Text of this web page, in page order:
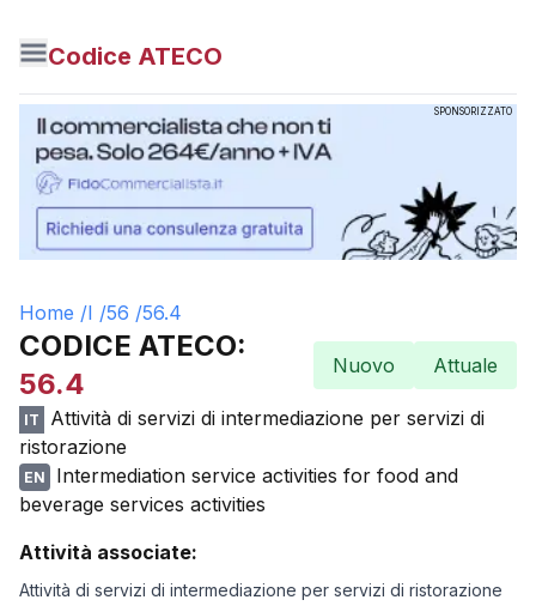
Codice ATECO
SPONSORIZZATO
Home /I /56 /56.4
CODICE ATECO:
56.4
Nuovo Attuale
IT
Attività di servizi di intermediazione per servizi di
ristorazione
EN
Intermediation service activities for food and
beverage services activities
Attività associate:
Attività di servizi di intermediazione per servizi di ristorazione